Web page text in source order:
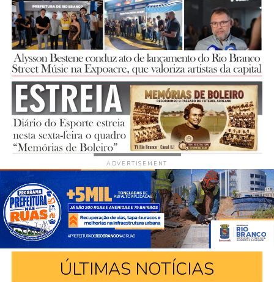
ADVERTISEMENT
ÚLTIMAS NOTÍCIAS